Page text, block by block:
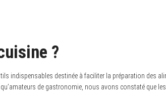
?
indispensables destinée à faciliter la préparation des
de gastronomie, nous avons constaté que